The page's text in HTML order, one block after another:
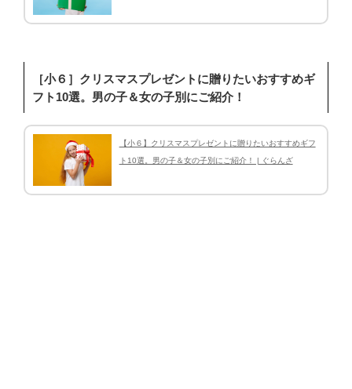
［小６］クリスマスプレゼントに贈りたいおすすめギ
フト10選。男の子＆女の子別にご紹介！
【小６】クリスマスプレゼントに贈りたいおすすめギフ
ト10選。男の子＆女の子別にご紹介！ | ぐらんざ